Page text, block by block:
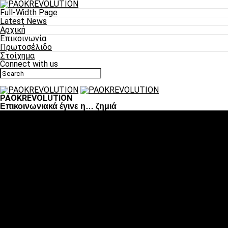
Full-Width Page
Latest News
Αρχική
Επικοινωνία
Πρωτοσέλιδο
Στοίχημα
Connect with us
PAOKREVOLUTION
Επικοινωνιακά έγινε η… ζημιά